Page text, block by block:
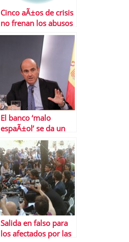
Cinco aÃ±os de crisis
no frenan los abusos
del sector financiero
El banco ‘malo
espaÃ±ol’ se da un
plazo de 15 aÃ±os
para vender los
activos tÃ³xicos y «no
costarÃ¡ ni un euro a
los contribuyentes»
Salida en falso para
los afectados por las